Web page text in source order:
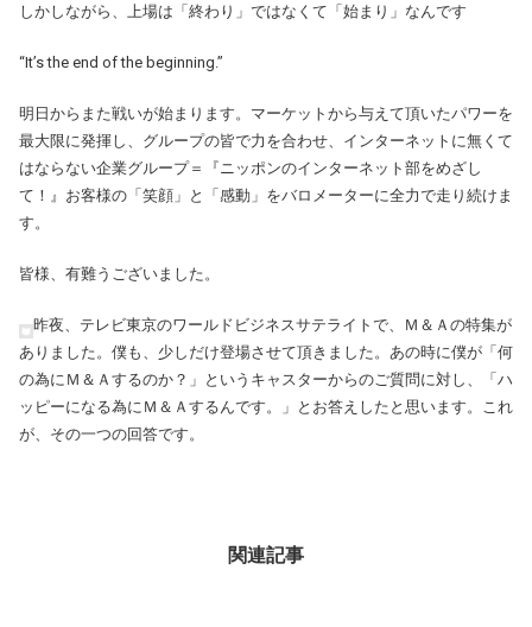
しかしながら、上場は「終わり」ではなくて「始まり」なんです
“It’s the end of the beginning.”
明日からまた戦いが始まります。マーケットから与えて頂いたパワーを
最大限に発揮し、グループの皆で力を合わせ、インターネットに無くて
はならない企業グループ＝『ニッポンのインターネット部をめざし
て！』お客様の「笑顔」と「感動」をバロメーターに全力で走り続けま
す。
皆様、有難うございました。
昨夜、テレビ東京のワールドビジネスサテライトで、Ｍ＆Ａの特集が
ありました。僕も、少しだけ登場させて頂きました。あの時に僕が「何
の為にＭ＆Ａするのか？」というキャスターからのご質問に対し、「ハ
ッピーになる為にＭ＆Ａするんです。」とお答えしたと思います。これ
が、その一つの回答です。
関連記事